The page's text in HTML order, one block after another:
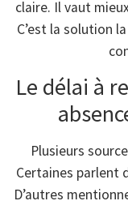
claire. Il vaut
C’est la solution
Le délai à
Plusieurs
Certaines parlent
D’autres